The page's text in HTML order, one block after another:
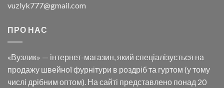
vuzlyk777@gmail.com
ПРО НАС
«Вузлик» — інтернет-магазин, який спеціалізується на
продажу швейної фурнітури в роздріб та гуртом (у тому
числі дрібним оптом). На сайті представлено понад 20